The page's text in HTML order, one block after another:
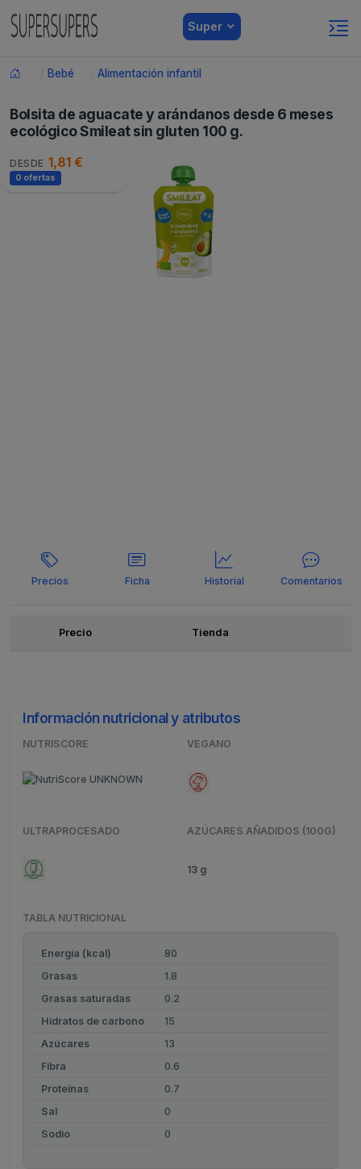
Super
Bebé Alimentación infantil
Bolsita de aguacate y arándanos desde 6 meses
ecológico Smileat sin gluten 100 g.
DESDE 1,81 €
0 ofertas
Precios Ficha Historial Comentarios
OfertasPrecio Tienda
Información nutricional y atributos
NUTRISCORE VEGANO
ULTRAPROCESADO AZÚCARES AÑADIDOS (100G)
13 g
TABLA NUTRICIONAL
Energía (kcal)
80
Grasas
1.8
Grasas saturadas
0.2
Hidratos de carbono
15
Azúcares
13
Fibra
0.6
Proteínas
0.7
Sal
0
Sodio
0